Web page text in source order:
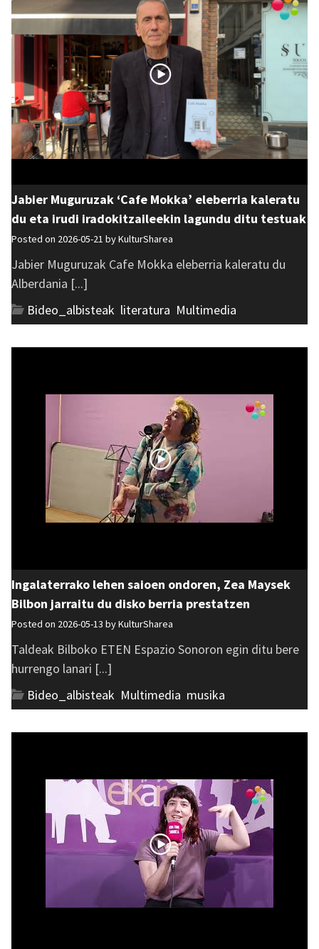
Jabier Muguruzak ‘Cafe Mokka’ eleberria kaleratu
du eta irudi iradokitzaileekin lagundu ditu testuak
Posted on 2026-05-21 byKulturSharea
Jabier Muguruzak Cafe Mokka eleberria kaleratu du
Alberdania [...]
Bideo_albisteak literatura Multimedia
Ingalaterrako lehen saioen ondoren, Zea Maysek
Bilbon jarraitu du disko berria prestatzen
Posted on 2026-05-13 byKulturSharea
Taldeak Bilboko ETEN Espazio Sonoron egin ditu bere
hurrengo lanari [...]
Bideo_albisteak Multimedia musika